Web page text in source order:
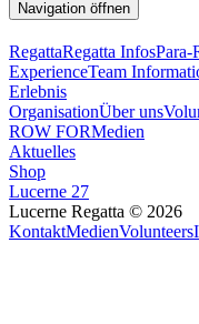
Navigation öffnen
RegattaRegatta InfosPara-
ExperienceTeam
Erlebnis
OrganisationÜber uns
ROW FORMedien
Aktuelles
Shop
Lucerne 27
Lucerne Regatta © 2026
KontaktMedienVolunteers